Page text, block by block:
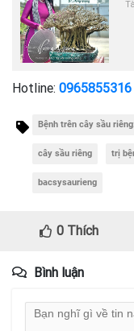
Hotline: 0965855316
Bệnh trên cây sầu
cây sầu riêng trị
bacsysaurieng
0Thích
Bình luận